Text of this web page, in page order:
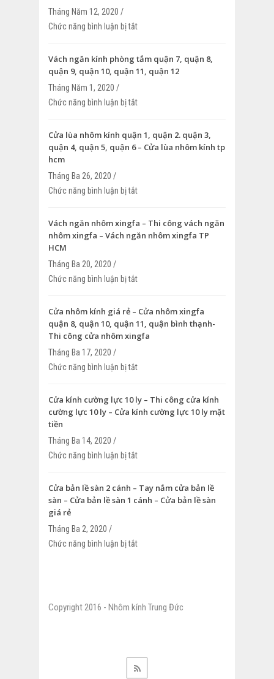
Tháng Năm 12, 2020 /
Chức năng bình luận bị tắt
kính văn phòng
Vách ngăn kính phòng tắm quận 7, quận 8,
quận 9, quận 10, quận 11, quận 12
Tháng Năm 1, 2020 /
Chức năng bình luận bị tắt
Cửa lùa nhôm kính quận 1, quận 2. quận 3,
quận 4, quận 5, quận 6 – Cửa lùa nhôm kính tp
hcm
Tháng Ba 26, 2020 /
Chức năng bình luận bị tắt
Vách ngăn nhôm xingfa – Thi công vách ngăn
nhôm xingfa – Vách ngăn nhôm xingfa TP
HCM
Tháng Ba 20, 2020 /
Chức năng bình luận bị tắt
Cửa nhôm kính giá rẻ – Cửa nhôm xingfa
quận 8, quận 10, quận 11, quận bình thạnh-
Thi công cửa nhôm xingfa
Tháng Ba 17, 2020 /
Chức năng bình luận bị tắt
nhôm xingfa
Cửa kính cường lực 10 ly – Thi công cửa kính
cường lực 10 ly – Cửa kính cường lực 10 ly mặt
tiền
Tháng Ba 14, 2020 /
Chức năng bình luận bị tắt
Cửa bản lề sàn 2 cánh – Tay nắm cửa bản lề
sàn – Cửa bản lề sàn 1 cánh – Cửa bản lề sàn
giá rẻ
Tháng Ba 2, 2020 /
Chức năng bình luận bị tắt
Copyright 2016 - Nhôm kính Trung Đức